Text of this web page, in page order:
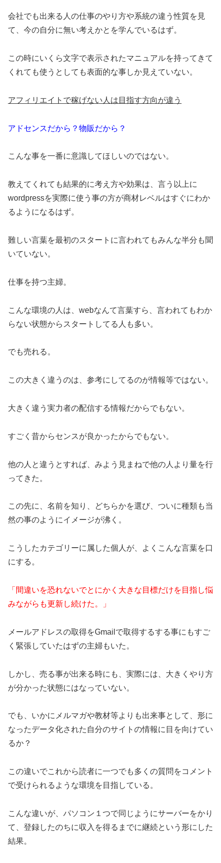
会社でも出来る人の仕事のやり方や系統の違う性質を見
て、今の自分に無い考えかとを学んでいるはず。
この時にいくら文字で表示されたマニュアルを持ってきて
くれても使うとしても表面的な事しか見えていない。
アフィリエイトで稼げない人は目指す方向が違う
アドセンスだから？物販だから？
こんな事を一番に意識してほしいのではない。
教えてくれても結果的に考え方や効果は、言う以上に
wordpressを実際に使う事の方が商材レベルはすぐにわか
るようになるはず。
難しい言葉を最初のスタートに言われてもみんな半分も聞
いていない。
仕事を持つ主婦。
こんな環境の人は、webなんて言葉すら、言われてもわか
らない状態からスタートしてる人も多い。
でも売れる。
この大きく違うのは、参考にしてるのが情報等ではない。
大きく違う実力者の配信する情報だからでもない。
すごく昔からセンスが良かったからでもない。
他の人と違うとすれば、みよう見まねで他の人より量を行
ってきた。
この先に、名前を知り、どちらかを選び、ついに種類も当
然の事のようにイメージが沸く。
こうしたカテゴリーに属した個人が、よくこんな言葉を口
にする。
「間違いを恐れないでとにかく大きな目標だけを目指し悩
みながらも更新し続けた。」
メールアドレスの取得をGmailで取得するする事にもすご
く緊張していたはずの主婦もいた。
しかし、売る事が出来る時にも、実際には、大きくやり方
が分かった状態にはなっていない。
でも、いかにメルマガや教材等よりも出来事として、形に
なったデータ化された自分のサイトの情報に目を向けてい
るか？
この違いでこれから読者に一つでも多くの質問をコメント
で受けられるような環境を目指している。
こんな違いが、パソコン１つで同じようにサーバーをかり
て、登録したのちに収入を得るまでに継続という形にした
結果。